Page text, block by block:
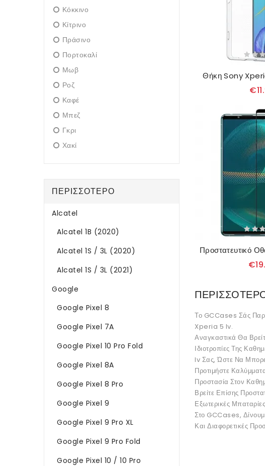
Κόκκινο
Κίτρινο
Πράσινο
Πορτοκαλί
Μωβ
Ροζ
Καφέ
Μπεζ
Γκρι
Χακί
ΠΕΡΙΣΣΌΤΕΡΟ
Alcatel
Alcatel 1B (2020)
Alcatel 1S / 3L (2020)
Alcatel 1S / 3L (2021)
Google
Google Pixel 8
Google Pixel 7A
Google Pixel 10 Pro Fold
Google Pixel 8A
Google Pixel 8 Pro
Google Pixel 9
Google Pixel 9 Pro XL
Google Pixel 9 Pro Fold
Google Pixel 10 / 10 Pro
Θήκη Sony
Το GCCases Σάς
Xperia 5 Iv.
Αναγκαστικά Θα
Ιδιοτροπίες Της
Iv Σας, Ώστε Να
Προτιμήστε
Προστασία Στον
Βρείτε Επίσης
Εξωτερικές
Στο GCCases,
Και Διαφορετικές